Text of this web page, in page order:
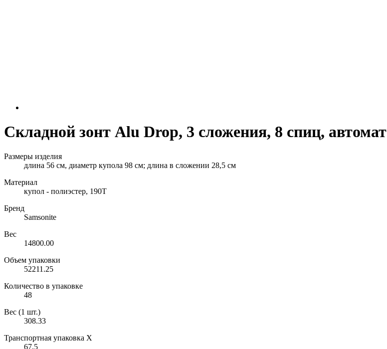
Складной зонт Alu Drop, 3 сложения, 8 спиц, автомат
Размеры изделия
длина 56 см, диаметр купола 98 см; длина в сложении 28,5 см
Материал
купол - полиэстер, 190T
Бренд
Samsonite
Вес
14800.00
Объем упаковки
52211.25
Количество в упаковке
48
Вес (1 шт.)
308.33
Транспортная упаковка X
67.5